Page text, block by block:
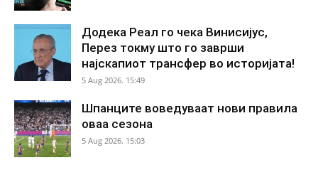
Додека Реал го чека Винисијус,
Перез токму што го заврши
најскапиот трансфер во историјата!
5 Aug 2026. 15:49
Шпанците воведуваат нови правила
оваа сезона
5 Aug 2026. 15:03